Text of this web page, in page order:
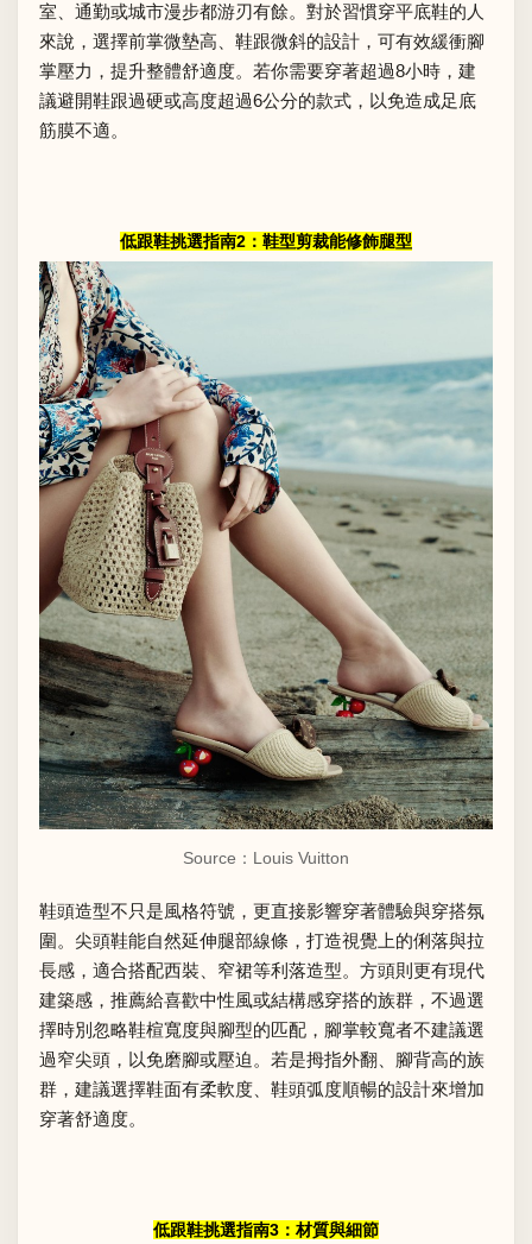
室、通勤或城市漫步都游刃有餘。對於習慣穿平底鞋的人
來說，選擇前掌微墊高、鞋跟微斜的設計，可有效緩衝腳
掌壓力，提升整體舒適度。若你需要穿著超過8小時，建
議避開鞋跟過硬或高度超過6公分的款式，以免造成足底
筋膜不適。
低跟鞋挑選指南2：鞋型剪裁能修飾腿型
Source：Louis Vuitton
鞋頭造型不只是風格符號，更直接影響穿著體驗與穿搭氛
圍。尖頭鞋能自然延伸腿部線條，打造視覺上的俐落與拉
長感，適合搭配西裝、窄裙等利落造型。方頭則更有現代
建築感，推薦給喜歡中性風或結構感穿搭的族群，不過選
擇時別忽略鞋楦寬度與腳型的匹配，腳掌較寬者不建議選
過窄尖頭，以免磨腳或壓迫。若是拇指外翻、腳背高的族
群，建議選擇鞋面有柔軟度、鞋頭弧度順暢的設計來增加
穿著舒適度。
低跟鞋挑選指南3：材質與細節